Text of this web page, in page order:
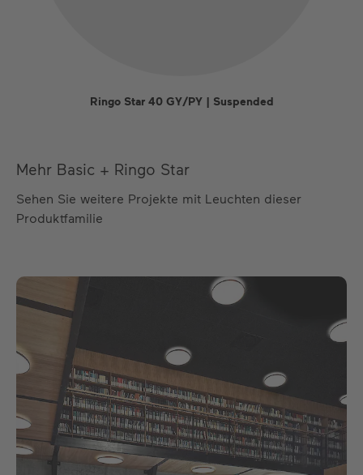
Ringo Star 40 GY/PY | Suspended
Mehr Basic + Ringo Star
Sehen Sie weitere Projekte mit Leuchten dieser
Produktfamilie